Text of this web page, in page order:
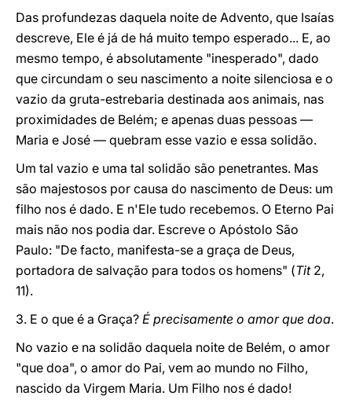
Das profundezas daquela noite de Advento, que Isaías
descreve, Ele é já de há muito tempo esperado... E, ao
mesmo tempo, é absolutamente "inesperado", dado
que circundam o seu nascimento a noite silenciosa e o
vazio da gruta-estrebaria destinada aos animais, nas
proximidades de Belém; e apenas duas pessoas —
Maria e José — quebram esse vazio e essa solidão.
Um tal vazio e uma tal solidão são penetrantes. Mas
são majestosos por causa do nascimento de Deus: um
filho nos é dado. E n'Ele tudo recebemos. O Eterno Pai
mais não nos podia dar. Escreve o Apóstolo São
Paulo: "De facto, manifesta-se a graça de Deus,
portadora de salvação para todos os homens" (Tit2,
11).
3. E o que é a Graça? É precisamente o amor que doa.
No vazio e na solidão daquela noite de Belém, o amor
"que doa", o amor do Pai, vem ao mundo no Filho,
nascido da Virgem Maria. Um Filho nos é dado!